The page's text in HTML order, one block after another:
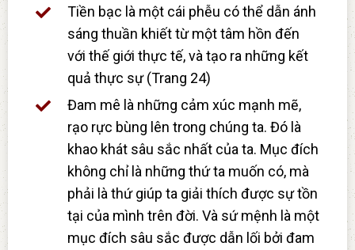
Tiền bạc là một cái phễu có thể dẫn ánh
sáng thuần khiết từ một tâm hồn đến
với thế giới thực tế, và tạo ra những kết
quả thực sự (Trang 24)
Đam mê là những cảm xúc mạnh mẽ,
rạo rực bùng lên trong chúng ta. Đó là
khao khát sâu sắc nhất của ta. Mục đích
không chỉ là những thứ ta muốn có, mà
phải là thứ giúp ta giải thích được sự tồn
tại của mình trên đời. Và sứ mệnh là một
mục đích sâu sắc được dẫn lối bởi đam